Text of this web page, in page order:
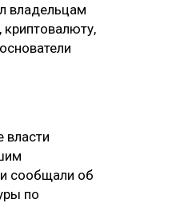
владельцам
власти
сообщали об
по